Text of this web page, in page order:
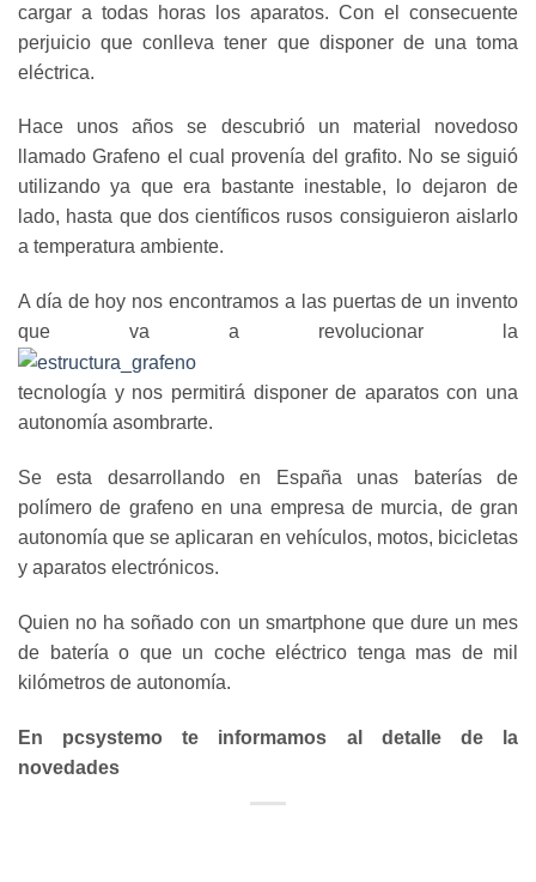
cargar a todas horas los aparatos. Con el consecuente
perjuicio que conlleva tener que disponer de una toma
eléctrica.
Hace unos años se descubrió un material novedoso
llamado Grafeno el cual provenía del grafito. No se siguió
utilizando ya que era bastante inestable, lo dejaron de
lado, hasta que dos científicos rusos consiguieron aislarlo
a temperatura ambiente.
A día de hoy nos encontramos a las puertas de un invento
que va a revolucionar la
tecnología y nos permitirá disponer de aparatos con una
autonomía asombrarte.
Se esta desarrollando en España unas baterías de
polímero de grafeno en una empresa de murcia, de gran
autonomía que se aplicaran en vehículos, motos, bicicletas
y aparatos electrónicos.
Quien no ha soñado con un smartphone que dure un mes
de batería o que un coche eléctrico tenga mas de mil
kilómetros de autonomía.
En pcsystemo te informamos al detalle de la
novedades